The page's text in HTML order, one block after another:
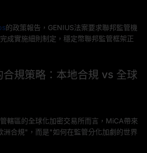
的政策報告，GENIUS法案要求聯邦監管機
成實施細則制定，穩定幣聯邦監管框架正
合規策略：本地合規 vs 全球
轄區的全球化加密交易所而言，MiCA帶來
洲合規"，而是"如何在監管分化加劇的世界